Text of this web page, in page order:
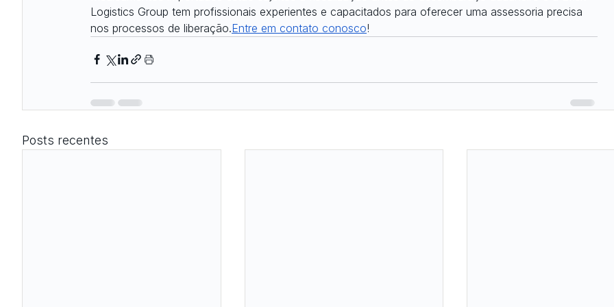
Logistics Group tem profissionais experientes e capacitados para oferecer uma assessoria precisa
nos processos de liberação.Entre em contato conosco!
Posts recentes